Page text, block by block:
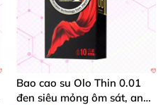
Bao cao su Olo Thin 0.01
đen siêu mỏng ôm sát, an